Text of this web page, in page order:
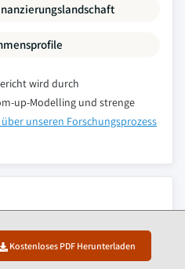
Kostenloses PDF Herunterladen
wird durch
up-Modelling und strenge
über unseren Forschungsprozess